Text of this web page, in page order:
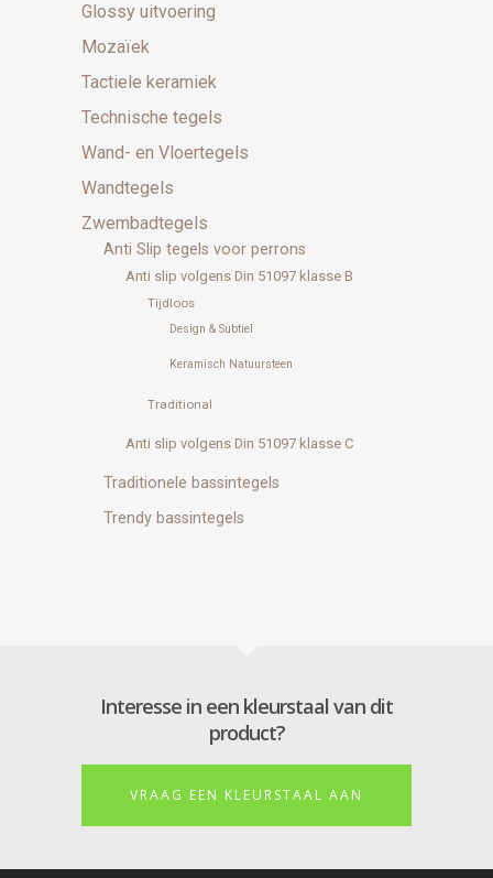
Glossy uitvoering
Mozaïek
Tactiele keramiek
Technische tegels
Wand- en Vloertegels
Wandtegels
Zwembadtegels
Anti Slip tegels voor perrons
Anti slip volgens Din 51097 klasse B
Tijdloos
Design & Subtiel
Keramisch Natuursteen
Traditional
Anti slip volgens Din 51097 klasse C
Traditionele bassintegels
Trendy bassintegels
Interesse in een kleurstaal van dit
product?
VRAAG EEN KLEURSTAAL AAN